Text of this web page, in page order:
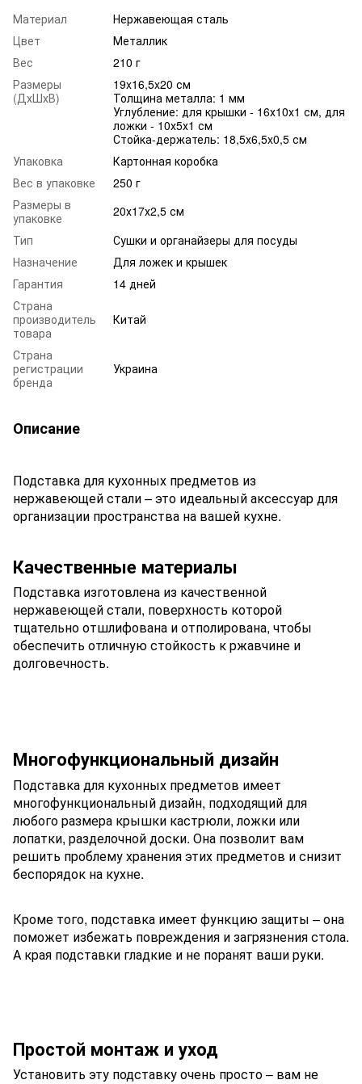
Материал
Нержавеющая сталь
Цвет
Металлик
Вес
210 г
Размеры
(ДхШхВ)
19x16,5x20 см
Толщина металла: 1 мм
Углубление: для крышки - 16х10х1 см, для
ложки - 10х5х1 см
Стойка-держатель: 18,5х6,5x0,5 см
Упаковка
Картонная коробка
Вес в упаковке
250 г
Размеры в
упаковке
20х17х2,5 см
Тип
Сушки и органайзеры для посуды
Назначение
Для ложек и крышек
Гарантия
14 дней
Страна
производитель
товара
Китай
Страна
регистрации
бренда
Украина
Описание
Подставка для кухонных предметов из
нержавеющей стали – это идеальный аксессуар для
организации пространства на вашей кухне.
Качественные материалы
Подставка изготовлена из качественной
нержавеющей стали, поверхность которой
тщательно отшлифована и отполирована, чтобы
обеспечить отличную стойкость к ржавчине и
долговечность.
Многофункциональный дизайн
Подставка для кухонных предметов имеет
многофункциональный дизайн, подходящий для
любого размера крышки кастрюли, ложки или
лопатки, разделочной доски. Она позволит вам
решить проблему хранения этих предметов и снизит
беспорядок на кухне.
Кроме того, подставка имеет функцию защиты – она
поможет избежать повреждения и загрязнения стола.
А края подставки гладкие и не поранят ваши руки.
Простой монтаж и уход
Установить эту подставку очень просто – вам не